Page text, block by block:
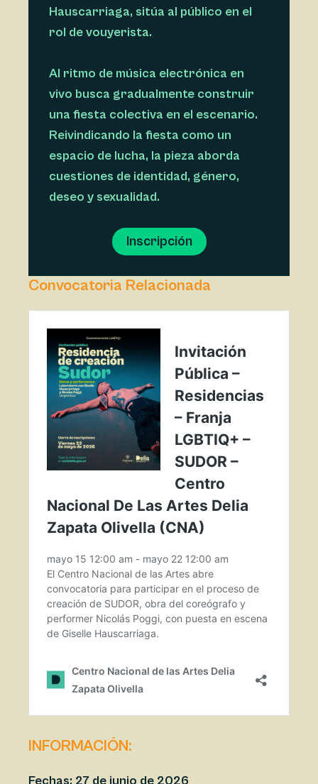
Hauscarriaga, sitúa al público en el
rol de vouyerista.
Al ritmo de música electrónica en
vivo busca gradualmente construir
una fiesta colectiva en el escenario.
Reivindicando la fiesta como un
espacio de lucha, la pieza aborda
cuestiones de identidad, género,
deseo y sexualidad.
Inscripción
Convocatoria Relacionada
INFORMACIÓN: